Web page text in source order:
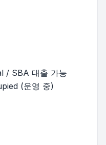
/ SBA 대출 가능
(운영 중)